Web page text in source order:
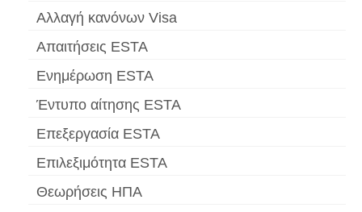
Αλλαγή κανόνων Visa
Απαιτήσεις ESTA
Ενημέρωση ESTA
Έντυπο αίτησης ESTA
Επεξεργασία ESTA
Επιλεξιμότητα ESTA
Θεωρήσεις ΗΠΑ